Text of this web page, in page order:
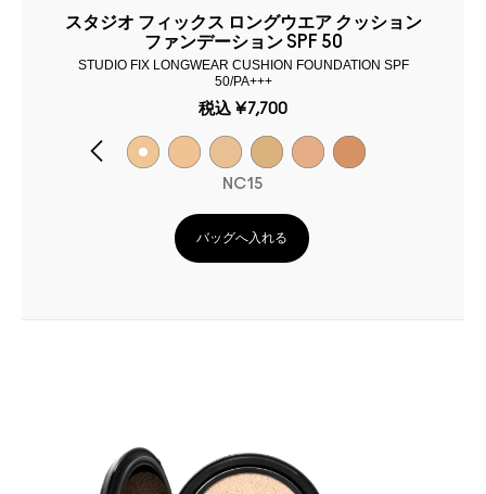
スタジオ フィックス ロングウエア クッション
ファンデーション SPF 50
STUDIO FIX LONGWEAR CUSHION FOUNDATION SPF
50/PA+++
税込 ¥7,700
NC15
バッグへ入れる